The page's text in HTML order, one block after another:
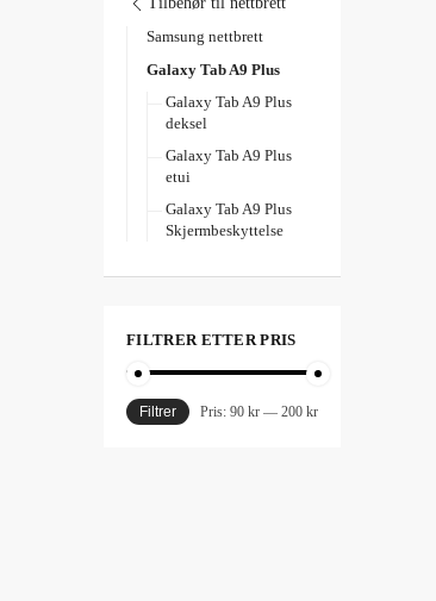
Samsung nettbrett
Galaxy Tab A9 Plus
Galaxy Tab A9 Plus
deksel
Galaxy Tab A9 Plus
etui
Galaxy Tab A9 Plus
Skjermbeskyttelse
FILTRER ETTER PRIS
Filtrer Pris: 90 kr— 200 kr